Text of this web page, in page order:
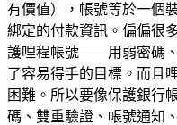
有價值），帳號等於一個
綁定的付款資訊。偏偏很
護哩程帳號——用弱密碼
了容易得手的目標。而且
困難。所以要像保護銀行
碼、雙重驗證、帳號通知